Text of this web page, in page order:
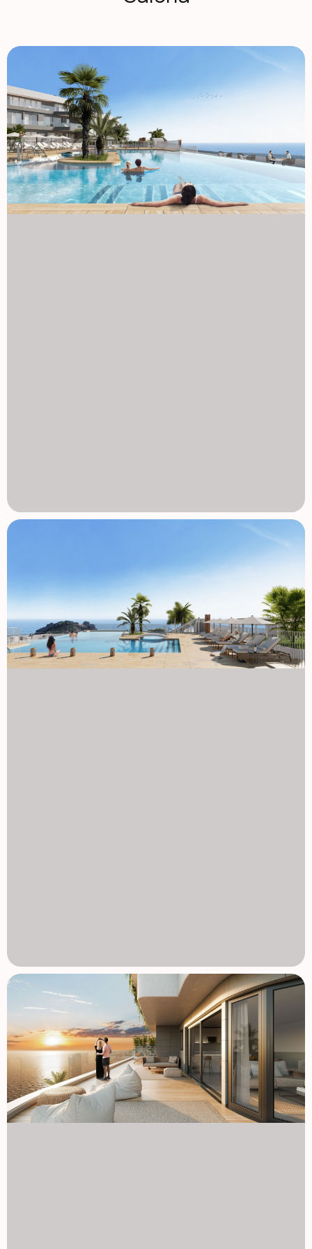
obszary handlowe z supermarketem, restauracjami, kinami
rozmieszczonych w różnych krajobrazach – od zatoczek i
dziewiczych plaż w naturalnych otoczach po miejskie plaże
miasta Águilas. Ciepły, pustynny klimat panuje przez cały
rok, ze średnią roczną temperaturą 22º, z łagodnymi
temperaturami zimą i bardzo gorącym latem. Águilas to
idealne miejsce do nurkowania, sportów wodnych,
wędrówek i golfa. 1129